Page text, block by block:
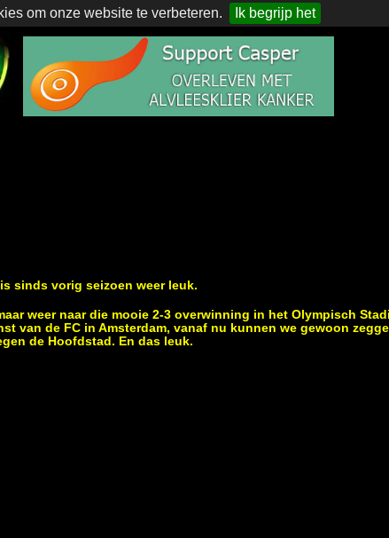
om onze website te verbeteren. Ik begrijp het
sinds vorig seizoen weer leuk.
weer naar die mooie 2-3 overwinning in het Olympisch
van de FC in Amsterdam, vanaf nu kunnen we gewoon
de Hoofdstad. En das leuk.